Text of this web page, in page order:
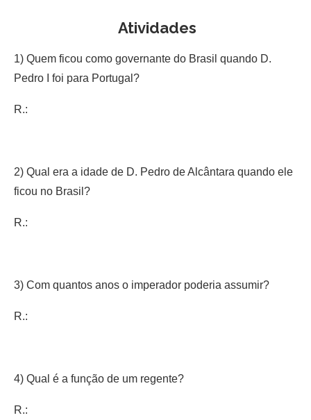
Atividades
1) Quem ficou como governante do Brasil quando D.
Pedro I foi para Portugal?
R.:
2) Qual era a idade de D. Pedro de Alcântara quando ele
ficou no Brasil?
R.:
3) Com quantos anos o imperador poderia assumir?
R.:
4) Qual é a função de um regente?
R.: